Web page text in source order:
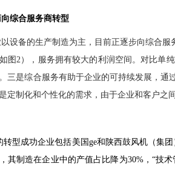
综合服务商转型
设备的生产制造为主，目前正逐步向综合
图2），服务拥有较大的利润空间。对比单
三是综合服务有助于企业的可持续发展，
定制化和个性化的需求，由于企业和客户之
转型成功企业包括美国 ge和陕西鼓风机（集
其制造在企业中的产值占比降为30%，“技